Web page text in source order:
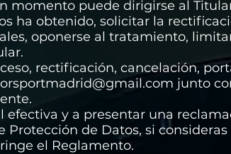
momento puede dirigirse al
ha obtenido, solicitar la
oponerse al tratamiento,
rectificación, cancelación,
junto
efectiva y a presentar una
Protección de Datos, si
el Reglamento.